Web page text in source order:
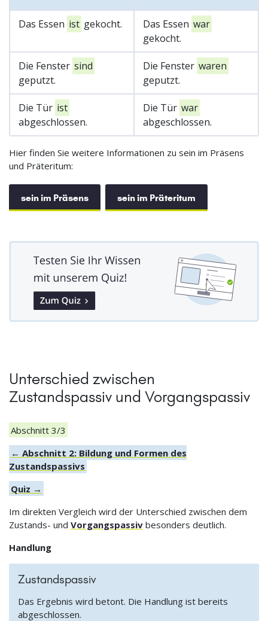
Das Essen ist gekocht. Das Essen war
gekocht.
Die Fenster sind
geputzt.
Die Fenster waren
geputzt.
Die Tür ist
abgeschlossen.
Die Tür war
abgeschlossen.
Hier finden Sie weitere Informationen zu sein im Präsens
und Präteritum:
sein im Präsens sein im Präteritum
Unterschied zwischen
Zustandspassiv und Vorgangspassiv
Abschnitt 3/3
← Abschnitt 2: Bildung und Formen des
Zustandspassivs
Quiz →
Im direkten Vergleich wird der Unterschied zwischen dem
Zustands- und Vorgangspassiv besonders deutlich.
Handlung
Zustandspassiv
Das Ergebnis wird betont. Die Handlung ist bereits
abgeschlossen.